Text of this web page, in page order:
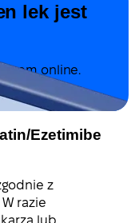
lek jest
online.
Ezetimibe
z
razie
lub